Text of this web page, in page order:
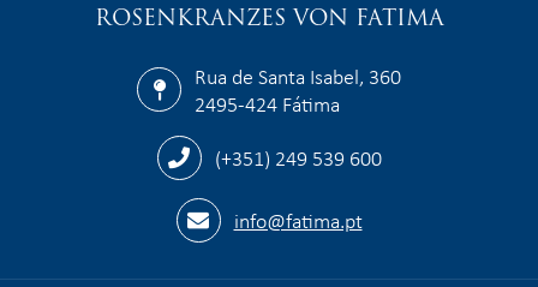
ROSENKRANZES VON FATIMA
Rua de Santa Isabel, 360
2495-424 Fátima
(+351) 249 539 600
info@fatima.pt